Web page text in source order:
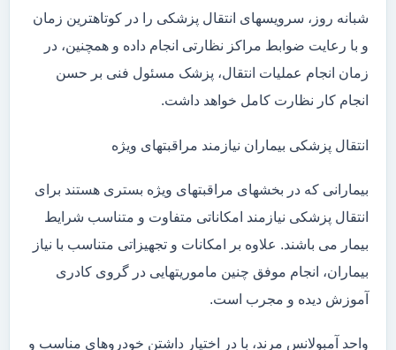
شبانه روز، سرویسهای انتقال پزشکی را در کوتاهترین زمان
و با رعایت ضوابط مراکز نظارتی انجام داده و همچنین، در
زمان انجام عملیات انتقال، پزشک مسئول فنی بر حسن
انجام کار نظارت کامل خواهد داشت.
انتقال پزشکی بیماران نیازمند مراقبتهای ویژه
بیمارانی که در بخشهای مراقبتهای ویژه بستری هستند برای
انتقال پزشکی نیازمند امکاناتی متفاوت و متناسب شرایط
بیمار می باشند. علاوه بر امکانات و تجهیزاتی متناسب با نیاز
بیماران، انجام موفق چنین ماموریتهایی در گروی کادری
آموزش دیده و مجرب است.
واحد آمبولانس مرند، با در اختیار داشتن خودروهای مناسب و